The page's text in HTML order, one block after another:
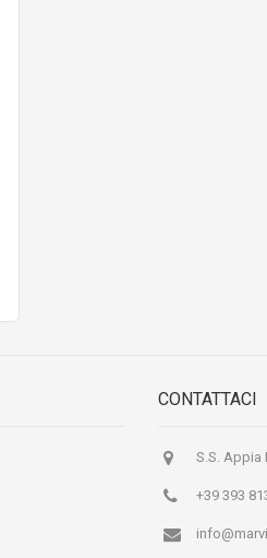
CONTATTACI
S.S. Appia
+39 393